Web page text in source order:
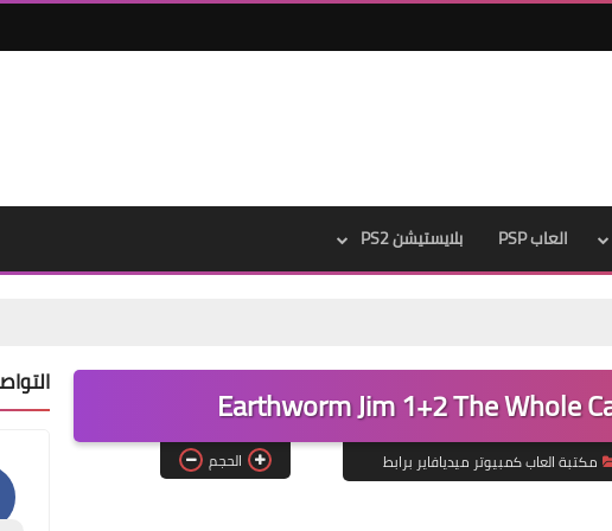
العاب PSP بلايستيشن PS2
مكتبة العاب كمبيوتر ميديافاير برابط الحجم